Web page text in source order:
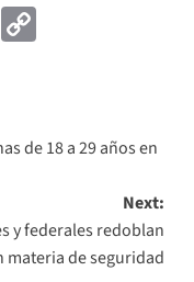
Copy
de 18 a 29 años en
Next:
y federales redoblan
materia de seguridad